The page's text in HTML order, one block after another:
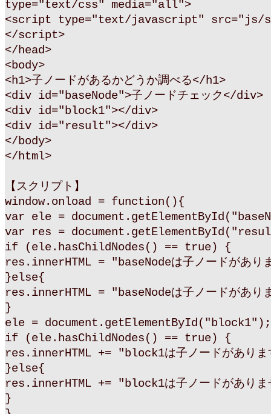
type="text/css" media="all">
<script type="text/javascript" src="js/
</script>
</head>
<body>
<h1>子ノードがあるかどうか調べる</h1>
<div id="baseNode">子ノードチェック</div>
<div id="block1"></div>
<div id="result"></div>
</body>
</html>
【スクリプト】
window.onload = function(){
var ele =
var res =
if (ele.hasChildNodes() == true) {
res.innerHTML = "baseNodeは子ノードがあり
}else{
res.innerHTML = "baseNodeは子ノードがあり
}
ele = document.getElementById("block1");
if (ele.hasChildNodes() == true) {
res.innerHTML += "block1は子ノードがあり
}else{
res.innerHTML += "block1は子ノードがあり
}